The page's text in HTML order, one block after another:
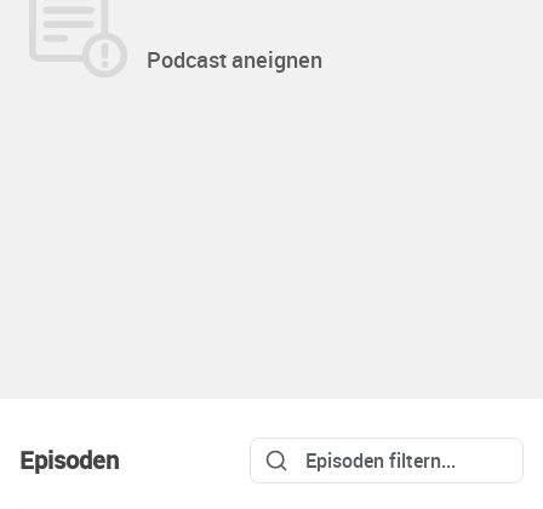
Podcast aneignen
Episoden